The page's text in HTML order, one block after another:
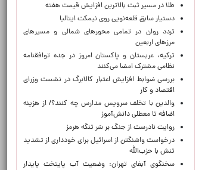
طلا در مسیر ثبت بالاترین افزایش قیمت هفته
دستیار سابق قلعه‌نویی روی نیمکت ایتالیا
تردد روان در تمامی محورهای شمالی و مسیرهای
مرزهای اربعین
ترکیه، عربستان و پاکستان امروز در جده توافقنامه
نظامی مشترک امضا می‌کنند
بررسی ضوابط افزایش اعتبار کالابرگ در نشست وزرای
اقتصاد و کار
والدین با تخلف سرویس مدارس چه کنند؟/ از هزینه
اضافه تا معطلی دانش‌آموز
روایت نادرست از جنگ بر سَر تنگه هرمز
درخواست واشنگتن از اسرائیل برای خودداری از تشدید
تنش با حزب‌الله
سخنگوی آبفای تهران: وضعیت آب پایتخت پایدار